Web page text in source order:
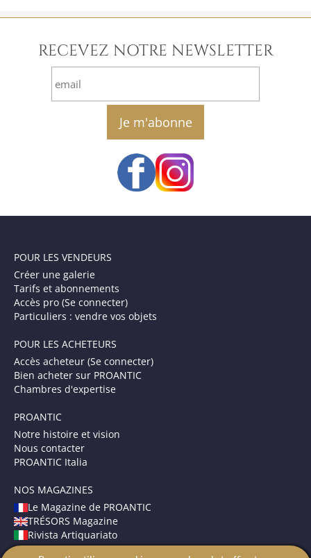
RECEVEZ NOTRE NEWSLETTER
email
POUR LES VENDEURS
Créer une galerie
Tarifs et abonnements
Accès pro (Se connecter)
Particuliers : vendre vos objets
POUR LES ACHETEURS
Accès acheteur (Se connecter)
Bien acheter sur PROANTIC
Chambres d'expertise
PROANTIC
Notre histoire et vision
Nous contacter
PROANTIC Italia
NOS MAGAZINES
Le Magazine de PROANTIC
TRÉSORS Magazine
Rivista Artiquariato